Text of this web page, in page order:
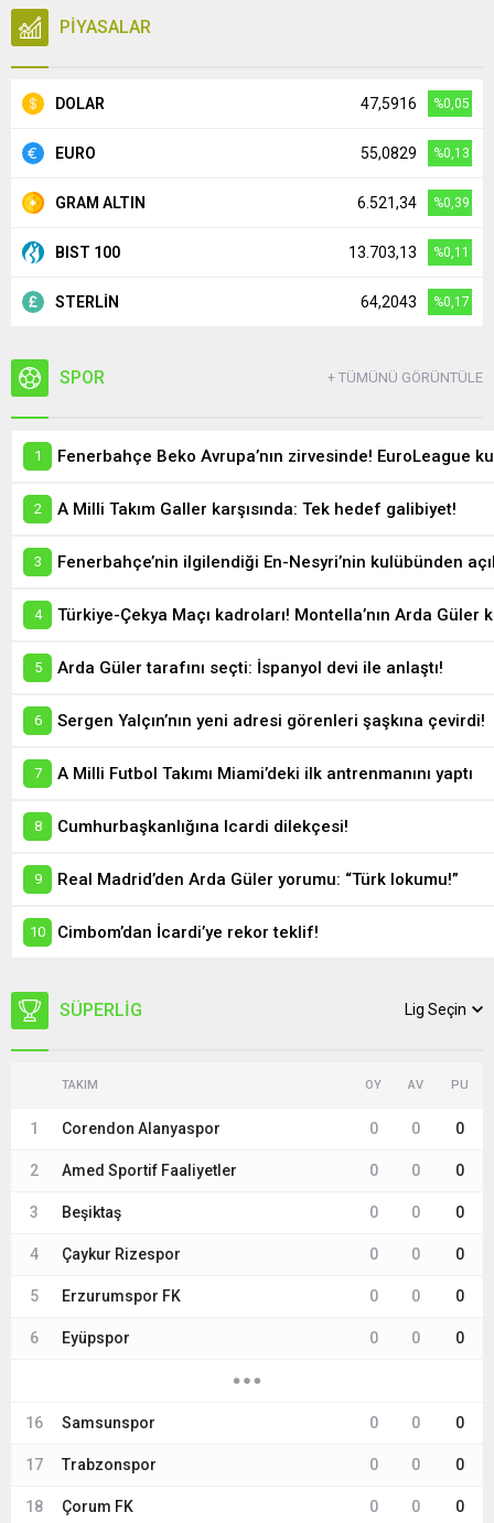
PİYASALAR
DOLAR 47,5916 %0,05
EURO 55,0829 %0,13
GRAM ALTIN 6.521,34 %0,39
BIST 100 13.703,13 %0,11
STERLİN 64,2043 %0,17
SPOR + TÜMÜNÜ GÖRÜNTÜLE
A Milli Takım Galler karşısında: Tek hedef galibiyet!
Fenerbahçe’nin ilgilendiği En-Nesyri’nin kulübünden
Türkiye-Çekya Maçı kadroları! Montella’nın Arda Güler
Arda Güler tarafını seçti: İspanyol devi ile anlaştı!
Sergen Yalçın’nın yeni adresi görenleri şaşkına çevirdi!
A Milli Futbol Takımı Miami’deki ilk antrenmanını yaptı
Cumhurbaşkanlığına Icardi dilekçesi!
Real Madrid’den Arda Güler yorumu: “Türk lokumu!”
Cimbom’dan İcardi’ye rekor teklif!
SÜPERLIG Lig Seçin
TAKIM OY AV PU
1 Corendon Alanyaspor 0 0 0
2 Amed Sportif Faaliyetler 0 0 0
3 Beşiktaş 0 0 0
4 Çaykur Rizespor 0 0 0
5 Erzurumspor FK 0 0 0
6 Eyüpspor 0 0 0
16 Samsunspor 0 0 0
17 Trabzonspor 0 0 0
18 Çorum FK 0 0 0